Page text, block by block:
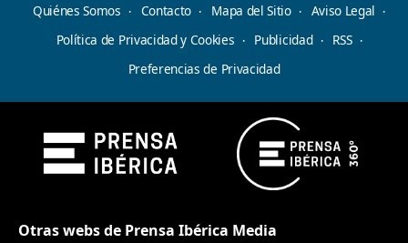
Quiénes Somos Contacto Mapa del Sitio
Aviso Legal
Política de Privacidad y Cookies
Publicidad
RSS
Preferencias de Privacidad
Otras webs de Prensa Ibérica Media